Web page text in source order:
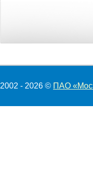
2002 - 2026 © ПАО